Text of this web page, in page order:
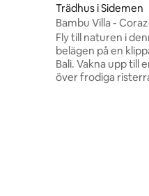
Trädhus i Sidemen
Bambu Villa -
House
Fly till naturen i
belägen på en
Bali. Vakna upp till
över frodiga